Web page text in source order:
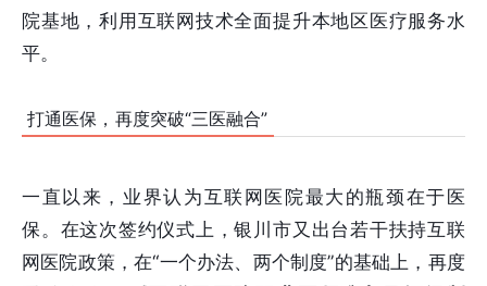
院基地，利用互联网技术全面提升本地区医疗服务水
平。
打通医保，再度突破“三医融合”
一直以来，业界认为互联网医院最大的瓶颈在于医
保。在这次签约仪式上，银川市又出台若干扶持互联
网医院政策，在“一个办法、两个制度”的基础上，再度